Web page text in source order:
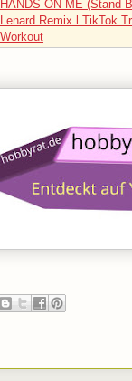
HANDS ON ME (Stand
Lenard Remix l TikTok
Workout